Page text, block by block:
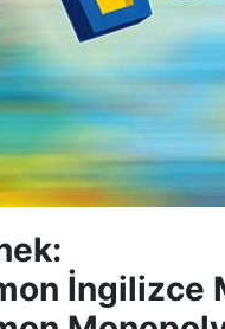
İngilizce